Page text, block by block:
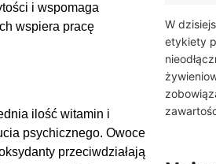
i wspomaga
wspiera pracę
ilość witamin i
psychicznego. Owoce
przeciwdziałają
W
etykiety